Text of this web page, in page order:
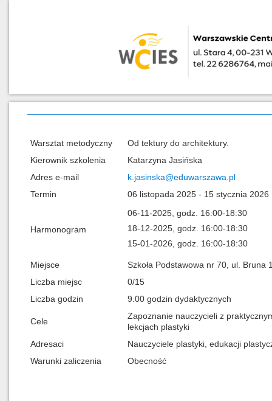
Warsztat metodyczny
Od tektury do architektury.
Kierownik szkolenia
Katarzyna Jasińska
Adres e-mail
k.jasinska@eduwarszawa.pl
Termin
06 listopada 2025 - 15 stycznia 2026
Harmonogram
06-11-2025, godz. 16:00-18:30
18-12-2025, godz. 16:00-18:30
15-01-2026, godz. 16:00-18:30
Miejsce
Szkoła Podstawowa nr 70, ul. Bruna
Liczba miejsc
0/15
Liczba godzin
9.00 godzin dydaktycznych
Cele
Zapoznanie nauczycieli z
lekcjach plastyki
Adresaci
Nauczyciele plastyki, edukacji
Warunki zaliczenia
Obecność